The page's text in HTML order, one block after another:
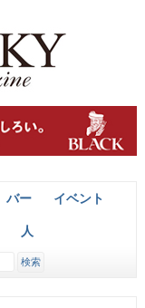
バー イベント
人